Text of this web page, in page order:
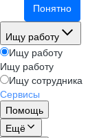
Понятно
Ищу работу
Ищу работу
Ищу работу
Ищу сотрудника
Сервисы
Помощь
Ещё